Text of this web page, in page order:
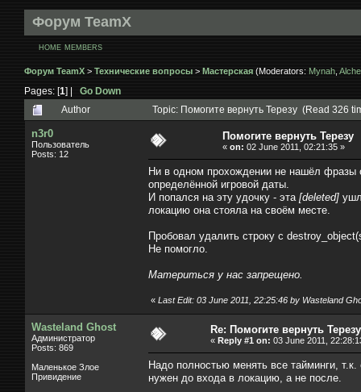
Форум TeamX
HOME MEMBERS
Форум TeamX > Технические вопросы > Мастерская (Moderators: Mynah
Pages: [1] | Go Down
Author
Topic: Помогите вернуть Терезу (Read 326
n3r0
Пользователь
Posts: 12
Помогите вернуть Терезу
« on: 02 June 2011, 02:21:35 »
Ни в одном прохождении не нашёл фразы
определённой игровой даты.
И попался на эту удочку - эта [deleted]
локацию она стояла на своём месте.
Пробовал удалить строку с
Не помогло.
Материться у нас запрещено.
« Last Edit: 03 June 2011, 22:25:46 by Wasteland
Wasteland Ghost
Администратор
Posts: 869
Маленькое Злое
Привидение
Re: Помогите вернуть Терезу
« Reply #1 on: 03 June 2011,
Надо полностью менять все тайминги,
нужен до входа в локацию, а не после.